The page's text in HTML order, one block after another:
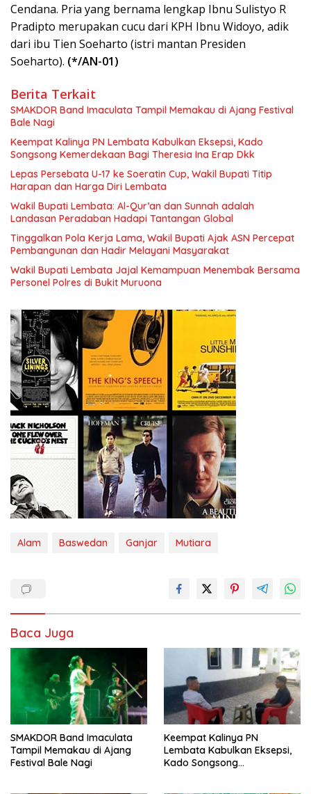
Cendana. Pria yang bernama lengkap Ibnu Sulistyo R
Pradipto merupakan cucu dari KPH Ibnu Widoyo, adik
dari ibu Tien Soeharto (istri mantan Presiden
Soeharto). (*/AN-01)
Berita Terkait
SMAKDOR Band Imaculata Tampil Memakau di Ajang Festival
Bale Nagi
Keempat Kalinya PN Lembata Kabulkan Eksepsi, Kado
Songsong Kemerdekaan Bagi Theresia Ina Erap Dkk
Lepas Persebata U-17 ke Soeratin Cup, Wakil Bupati Titip
Harapan dan Harga Diri Lembata
Wakil Bupati Lembata: Al-Qur’an dan Sunnah adalah
Landasan Peradaban Hadapi Tantangan Global
Tinggalkan Pola Kerja Lama, Wakil Bupati Ajak ASN Percepat
Pembangunan dan Hadir Melayani Masyarakat
Wakil Bupati Lembata Jajal Kemampuan Menembak Bersama
Personel Polres di Bukit Muruona
Alam Baswedan Ganjar Mutiara
Baca Juga
SMAKDOR Band Imaculata
Tampil Memakau di Ajang
Festival Bale Nagi
Keempat Kalinya PN
Lembata Kabulkan Eksepsi,
Kado Songsong